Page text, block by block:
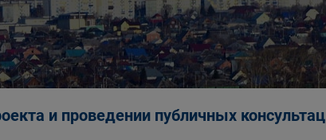
и проведении публичных